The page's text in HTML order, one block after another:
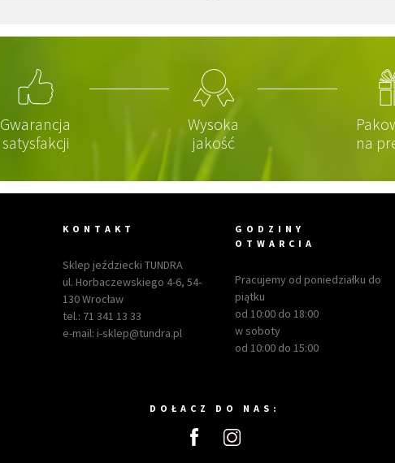
Gwarancja
satysfakcji
Wysoka
jakość
na
KONTAKT
Sklep jeździecki TUNDRA
ul. Horbaczewskiego 4-6, 54-
130 Wrocław
tel.: 71 341 13 33
e-mail: i-sklep@tundra.pl
GODZINY
OTWARCIA
Pracujemy od poniedziałku do
piątku
od 10:00 do 18:00
w soboty
od 10:00 do 15:00
DOŁACZ DO NAS: